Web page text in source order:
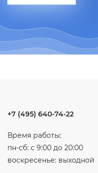
+7 (495) 640-74-22
Время работы:
пн-сб: с 9:00 до 20:00
воскресенье: выходной